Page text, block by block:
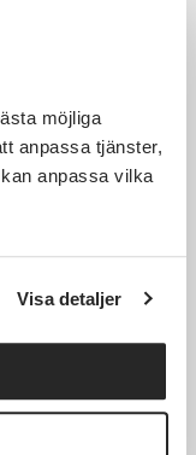
möjliga
anpassa tjänster,
anpassa vilka
Visa detaljer